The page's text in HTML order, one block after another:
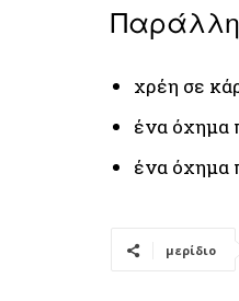
χρέη σε
ένα όχημα
ένα όχημα
μερίδιο